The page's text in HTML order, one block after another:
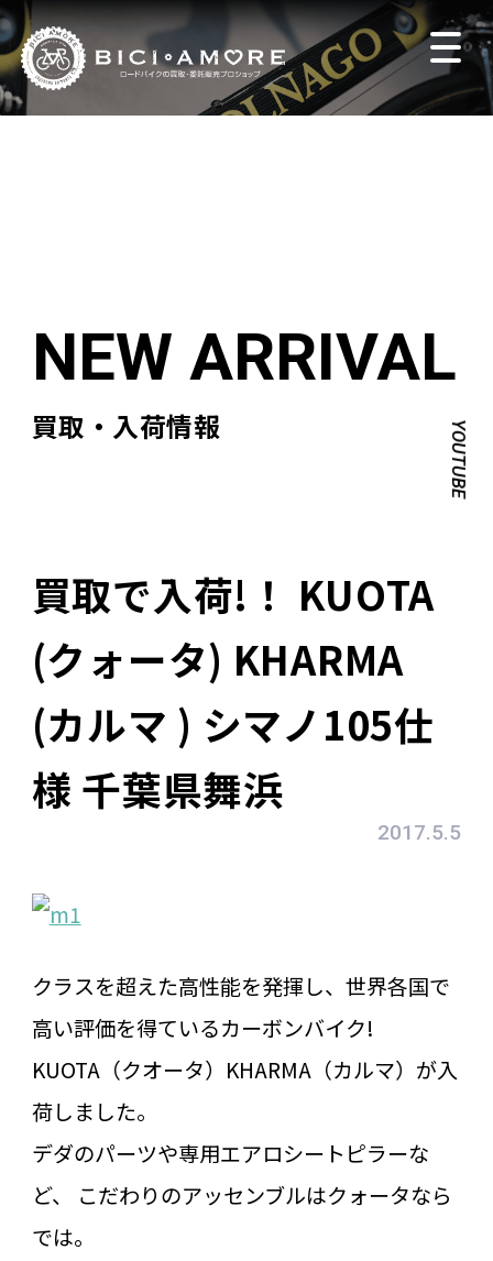
買取・入荷情報 YOUTUBE
買取で入荷!！ KUOTA
(クォータ) KHARMA
(カルマ ) シマノ105仕
様 千葉県舞浜
2017.5.5
クラスを超えた高性能を発揮し、世界各国で
高い評価を得ているカーボンバイク!
KUOTA（クオータ）KHARMA（カルマ）が入
荷しました。
デダのパーツや専用エアロシートピラーな
ど、 こだわりのアッセンブルはクォータなら
では。